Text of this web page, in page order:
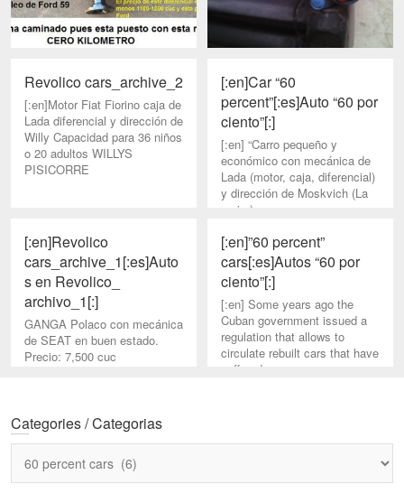
Revolico cars_archive_2
[:en]Motor Fiat Fiorino caja de
Lada diferencial y dirección de
Willy Capacidad para 36 niños
o 20 adultos WILLYS
PISICORRE
[:en]Car “60
percent”[:es]Auto “60 por
ciento”[:]
[:en] “Carro pequeño y
económico con mecánica de
Lada (motor, caja, diferencial)
y dirección de Moskvich (La
mejor).
[:en]Revolico
cars_archive_1[:es]Auto
s en Revolico_
archivo_1[:]
GANGA Polaco con mecánica
de SEAT en buen estado.
Precio: 7,500 cuc
[:en]”60 percent”
cars[:es]Autos “60 por
ciento”[:]
[:en] Some years ago the
Cuban government issued a
regulation that allows to
circulate rebuilt cars that have
suffered severe
Categories / Categorias